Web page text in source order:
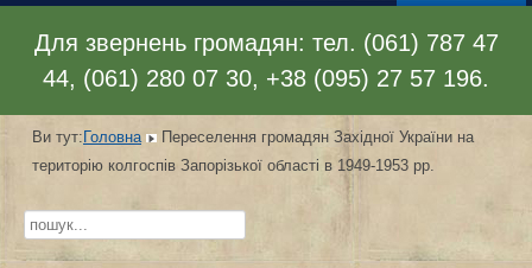
Для звернень громадян: тел. (061) 787 47
44, (061) 280 07 30, +38 (095) 27 57 196.
Ви тут:Головна
Переселення громадян Західної України на
територію колгоспів Запорізької області в 1949-1953 рр.
Пошук...